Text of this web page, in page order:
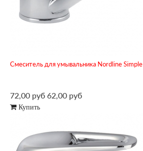
Смеситель для умывальника Nordline Simple
72,00 руб 62,00 руб
Купить